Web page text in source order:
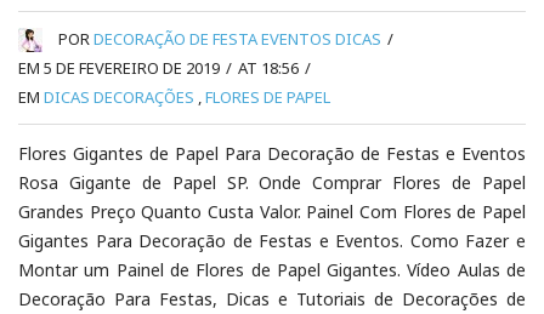
PORDECORAÇÃO DE FESTA EVENTOS DICAS /
EM 5 DE FEVEREIRO DE 2019 / AT 18:56 /
EM DICAS DECORAÇÕES ,FLORES DE PAPEL
Flores Gigantes de Papel Para Decoração de Festas e Eventos
Rosa Gigante de Papel SP. Onde Comprar Flores de Papel
Grandes Preço Quanto Custa Valor. Painel Com Flores de Papel
Gigantes Para Decoração de Festas e Eventos. Como Fazer e
Montar um Painel de Flores de Papel Gigantes. Vídeo Aulas de
Decoração Para Festas, Dicas e Tutoriais de Decorações de